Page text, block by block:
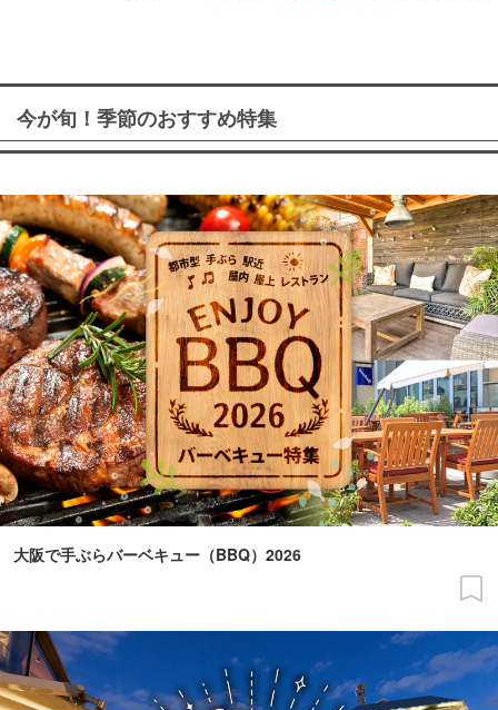
今が旬！季節のおすすめ特集
大阪で手ぶらバーベキュー（BBQ）2026